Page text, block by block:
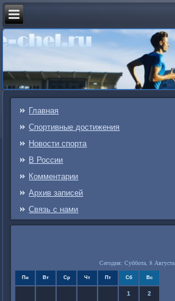
Главная
Спортивные достижения
Новости спорта
В России
Комментарии
Архив записей
Связь c нами
Сегодня: Суббота, 8 Августа
Пн Вт Ср Чт Пт Сб Вс
1 2